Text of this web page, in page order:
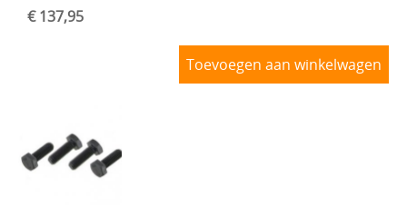
€ 137,95
Toevoegen aan winkelwagen